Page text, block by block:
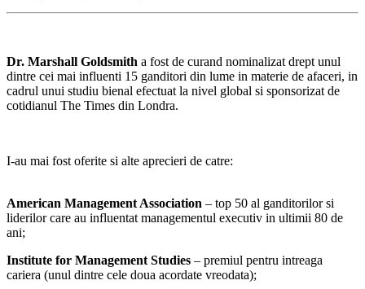
Dr. Marshall Goldsmith a fost de curand nominalizat drept unul
dintre cei mai influenti 15 ganditori din lume in materie de afaceri, in
cadrul unui studiu bienal efectuat la nivel global si sponsorizat de
cotidianul The Times din Londra.
I-au mai fost oferite si alte aprecieri de catre:
American Management Association – top 50 al ganditorilor si
liderilor care au influentat managementul executiv in ultimii 80 de
ani;
Institute for Management Studies – premiul pentru intreaga
cariera (unul dintre cele doua acordate vreodata);